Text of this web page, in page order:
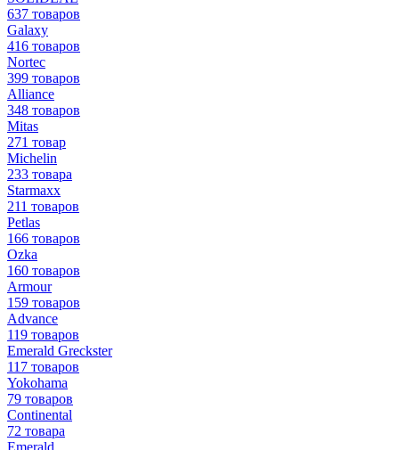
637 товаров
Galaxy
416 товаров
Nortec
399 товаров
Alliance
348 товаров
Mitas
271 товар
Michelin
233 товара
Starmaxx
211 товаров
Petlas
166 товаров
Ozka
160 товаров
Armour
159 товаров
Advance
119 товаров
Emerald Greckster
117 товаров
Yokohama
79 товаров
Continental
72 товара
Emerald